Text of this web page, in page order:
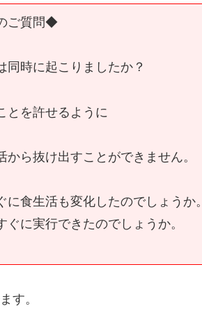
ご質問◆
同時に起こりましたか？
とを許せるように
ら抜け出すことができません。
食生活も変化したのでしょうか。
に実行できたのでしょうか。
す。